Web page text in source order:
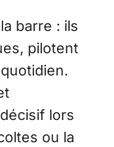
barre : ils
pilotent
lors
ou la